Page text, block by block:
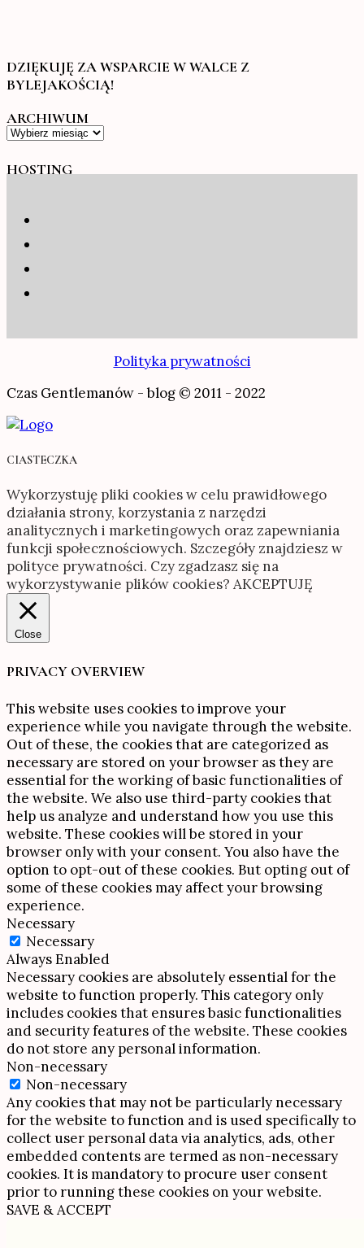
DZIĘKUJĘ ZA WSPARCIE W WALCE Z
BYLEJAKOŚCIĄ!
ARCHIWUM
Archiwum
HOSTING
Polityka prywatności
Czas Gentlemanów - blog © 2011 - 2022
CIASTECZKA
Wykorzystuję pliki cookies w celu prawidłowego
działania strony, korzystania z narzędzi
analitycznych i marketingowych oraz zapewniania
funkcji społecznościowych. Szczegóły znajdziesz w
polityce prywatności. Czy zgadzasz się na
wykorzystywanie plików cookies? AKCEPTUJĘ
Close
PRIVACY OVERVIEW
This website uses cookies to improve your
experience while you navigate through the website.
Out of these, the cookies that are categorized as
necessary are stored on your browser as they are
essential for the working of basic functionalities of
the website. We also use third-party cookies that
help us analyze and understand how you use this
website. These cookies will be stored in your
browser only with your consent. You also have the
option to opt-out of these cookies. But opting out of
some of these cookies may affect your browsing
experience.
Necessary
Necessary
Always Enabled
Necessary cookies are absolutely essential for the
website to function properly. This category only
includes cookies that ensures basic functionalities
and security features of the website. These cookies
do not store any personal information.
Non-necessary
Non-necessary
Any cookies that may not be particularly necessary
for the website to function and is used specifically to
collect user personal data via analytics, ads, other
embedded contents are termed as non-necessary
cookies. It is mandatory to procure user consent
prior to running these cookies on your website.
SAVE & ACCEPT